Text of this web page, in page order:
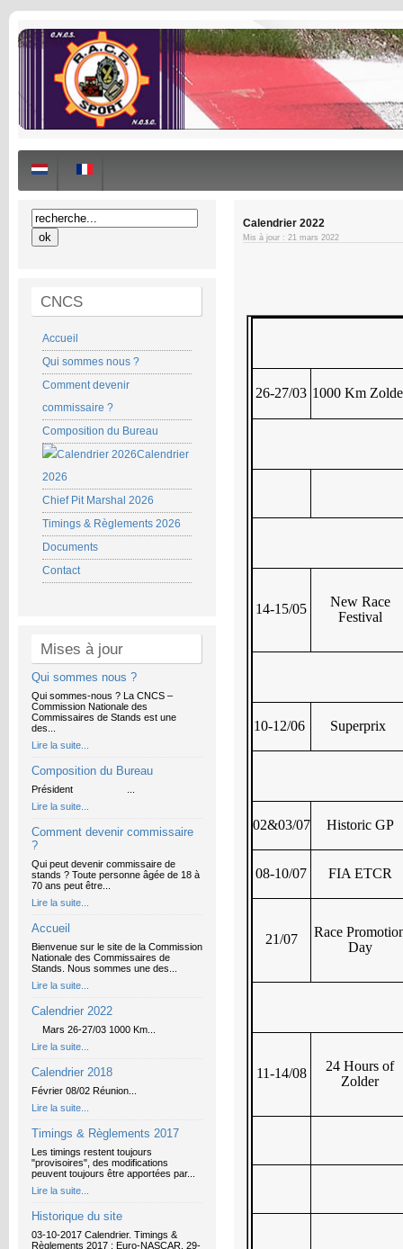
CNCS
Accueil
Qui sommes nous ?
Comment devenir
commissaire ?
Composition du Bureau
Calendrier
2026
Chief Pit Marshal 2026
Timings & Règlements 2026
Documents
Contact
Mises à jour
Qui sommes nous ?
Qui sommes-nous ? La CNCS –
Commission Nationale des
Commissaires de Stands est une
des...
Lire la suite...
Composition du Bureau
Président ...
Lire la suite...
Comment devenir commissaire
?
Qui peut devenir commissaire de
stands ? Toute personne âgée de 18 à
70 ans peut être...
Lire la suite...
Accueil
Bienvenue sur le site de la Commission
Nationale des Commissaires de
Stands. Nous sommes une des...
Lire la suite...
Calendrier 2022
Mars 26-27/03 1000 Km...
Lire la suite...
Calendrier 2018
Février 08/02 Réunion...
Lire la suite...
Timings & Règlements 2017
Les timings restent toujours
"provisoires", des modifications
peuvent toujours être apportées par...
Lire la suite...
Historique du site
03-10-2017 Calendrier. Timings &
Règlements 2017 : Euro-NASCAR. 29-
Calendrier 2022
Mis à jour : 21 mars 2022
26-27/03 1000 Km
14-15/05
New Race
Festival
10-12/06 Superprix
02&03/07 Historic GP
08-10/07 FIA ETCR
21/07
Race
Day
11-14/08
24 Hours of
Zolder